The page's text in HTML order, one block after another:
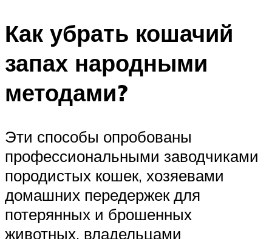
Как убрать кошачий
запах народными
методами?
Эти способы опробованы
профессиональными заводчиками
породистых кошек, хозяевами
домашних передержек для
потерянных и брошенных
животных, владельцами